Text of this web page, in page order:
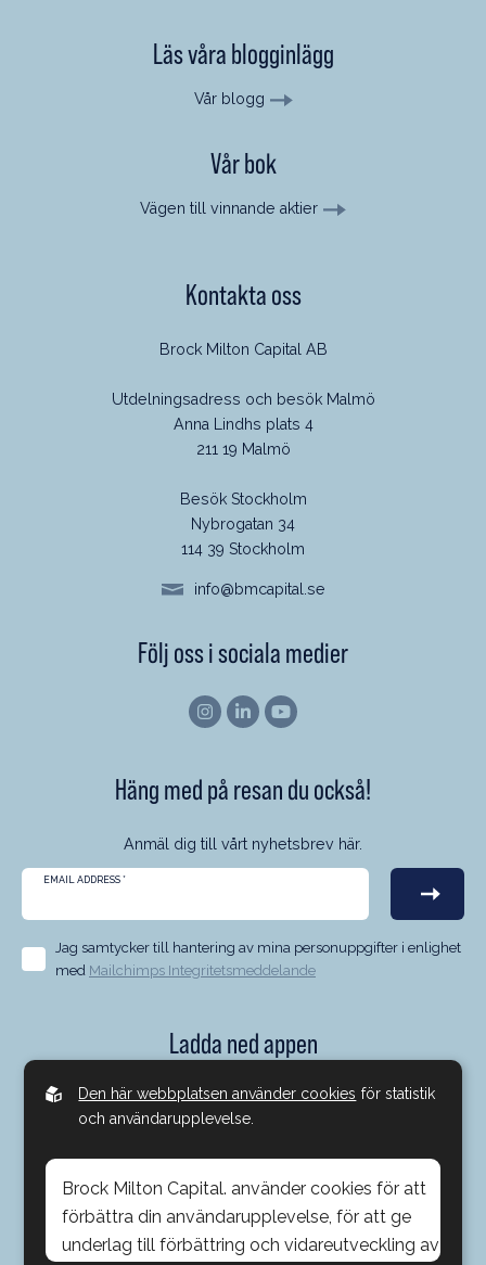
Läs våra blogginlägg
Vår blogg
Vår bok
Vägen till vinnande aktier
Kontakta oss
Brock Milton Capital AB
Utdelningsadress och besök Malmö
Anna Lindhs plats 4
211 19 Malmö
Besök Stockholm
Nybrogatan 34
114 39 Stockholm
info@bmcapital.se
Följ oss i sociala medier
Häng med på resan du också!
Anmäl dig till vårt nyhetsbrev här.
EMAIL ADDRESS *
Jag samtycker till hantering av mina personuppgifter i enlighet
med Mailchimps Integritetsmeddelande
Ladda ned appen
Nu kan du ha med oss på Brock Milton Capital oavsett var du
är. Med vår app kan du ta del av förvaltarkommentarer,
poddar och mycket mer. Allt via en och samma app - enkelt
och smidigt.
Den här webbplatsen använder cookies för statistik
och användarupplevelse.
Brock Milton Capital. använder cookies för att
förbättra din användarupplevelse, för att ge
underlag till förbättring och vidareutveckling av